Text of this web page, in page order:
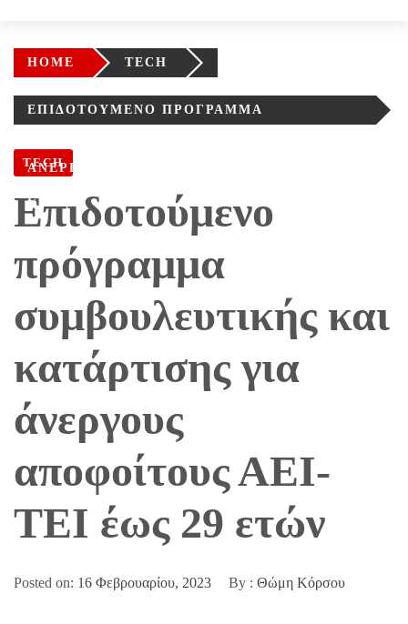
HOME TECH
ΕΠΙΔΟΤΟΎΜΕΝΟ ΠΡΌΓΡΑΜΜΑ
ΆΝΕΡΓΟΥΣ ΑΠΟΦΟΊΤΟΥΣ ΑΕΙ-ΤΕΙ ΈΩΣ 29
ΕΤΏΝ
TECH
Επιδοτούμενο
πρόγραμμα
συμβουλευτικής και
κατάρτισης για
άνεργους
αποφοίτους ΑΕΙ-
ΤΕΙ έως 29 ετών
Posted on: 16 Φεβρουαρίου, 2023 By : Θώμη Κόρσου